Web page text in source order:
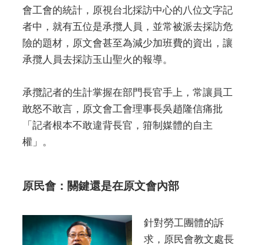
會工會的統計，原視台北採訪中心的八位文字記
者中，就有五位是承攬人員，並常被派去採訪危
險的題材，原文會甚至為減少加班費的資出，讓
承攬人員去採訪玉山聖火的報導。
承攬記者的生計掌握在部門長官手上，常讓員工
敢怒不敢言，原文會工會理事長吳趙隆信痛批
「記者根本不敢違背長官，箝制媒體的自主
權」。
原民會：關鍵還是在原文會內部
針對勞工團體的訴
求，原民會教文處長